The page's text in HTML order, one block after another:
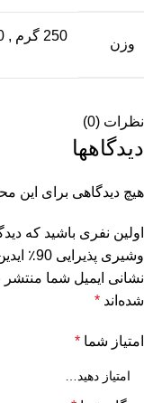
وزن
250 گرم ,
نظرات (0)
دیدگاهها
هیچ دیدگاهی برای
اولین نفری باشید که
وشیری پذیرایی 90٪ ایدین”
نشانی ایمیل شما منتشر
شده‌اند *
امتیاز شما *